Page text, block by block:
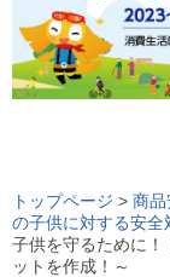
ー
カ
ル
トップページ > 商品
の子供に対する安全
子供を守るために！
ットを作成！～